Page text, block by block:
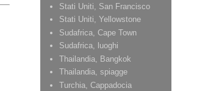
Stati Uniti, San Francisco
Stati Uniti, Yellowstone
Sudafrica, Cape Town
Sudafrica, luoghi
Thailandia, Bangkok
Thailandia, spiagge
Turchia, Cappadocia